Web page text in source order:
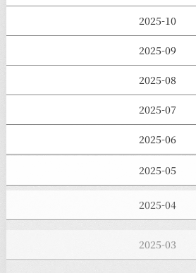
2025-10
2025-09
2025-08
2025-07
2025-06
2025-05
2025-02